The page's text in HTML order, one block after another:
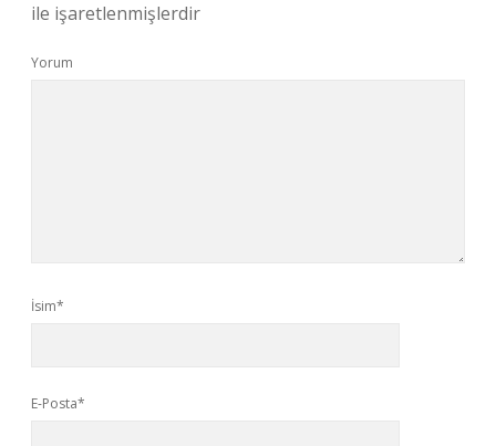
ile işaretlenmişlerdir
Yorum
İsim*
E-Posta*